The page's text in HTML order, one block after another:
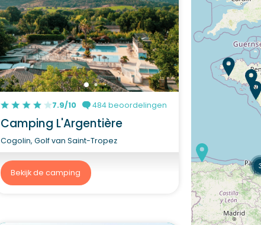
7.9/10 484 beoordelingen
Camping L'Argentière
Cogolin, Golf van Saint-Tropez
Bekijk de camping